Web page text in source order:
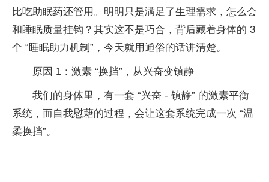
比吃助眠药还管用。明明只是满足了生理需求，怎么会
和睡眠质量挂钩？其实这不是巧合，背后藏着身体的 3
个 “睡眠助力机制”，今天就用通俗的话讲清楚。
原因 1：激素 “换挡”，从兴奋变镇静
我们的身体里，有一套 “兴奋 - 镇静” 的激素平衡
系统，而自我慰藉的过程，会让这套系统完成一次 “温
柔换挡”。